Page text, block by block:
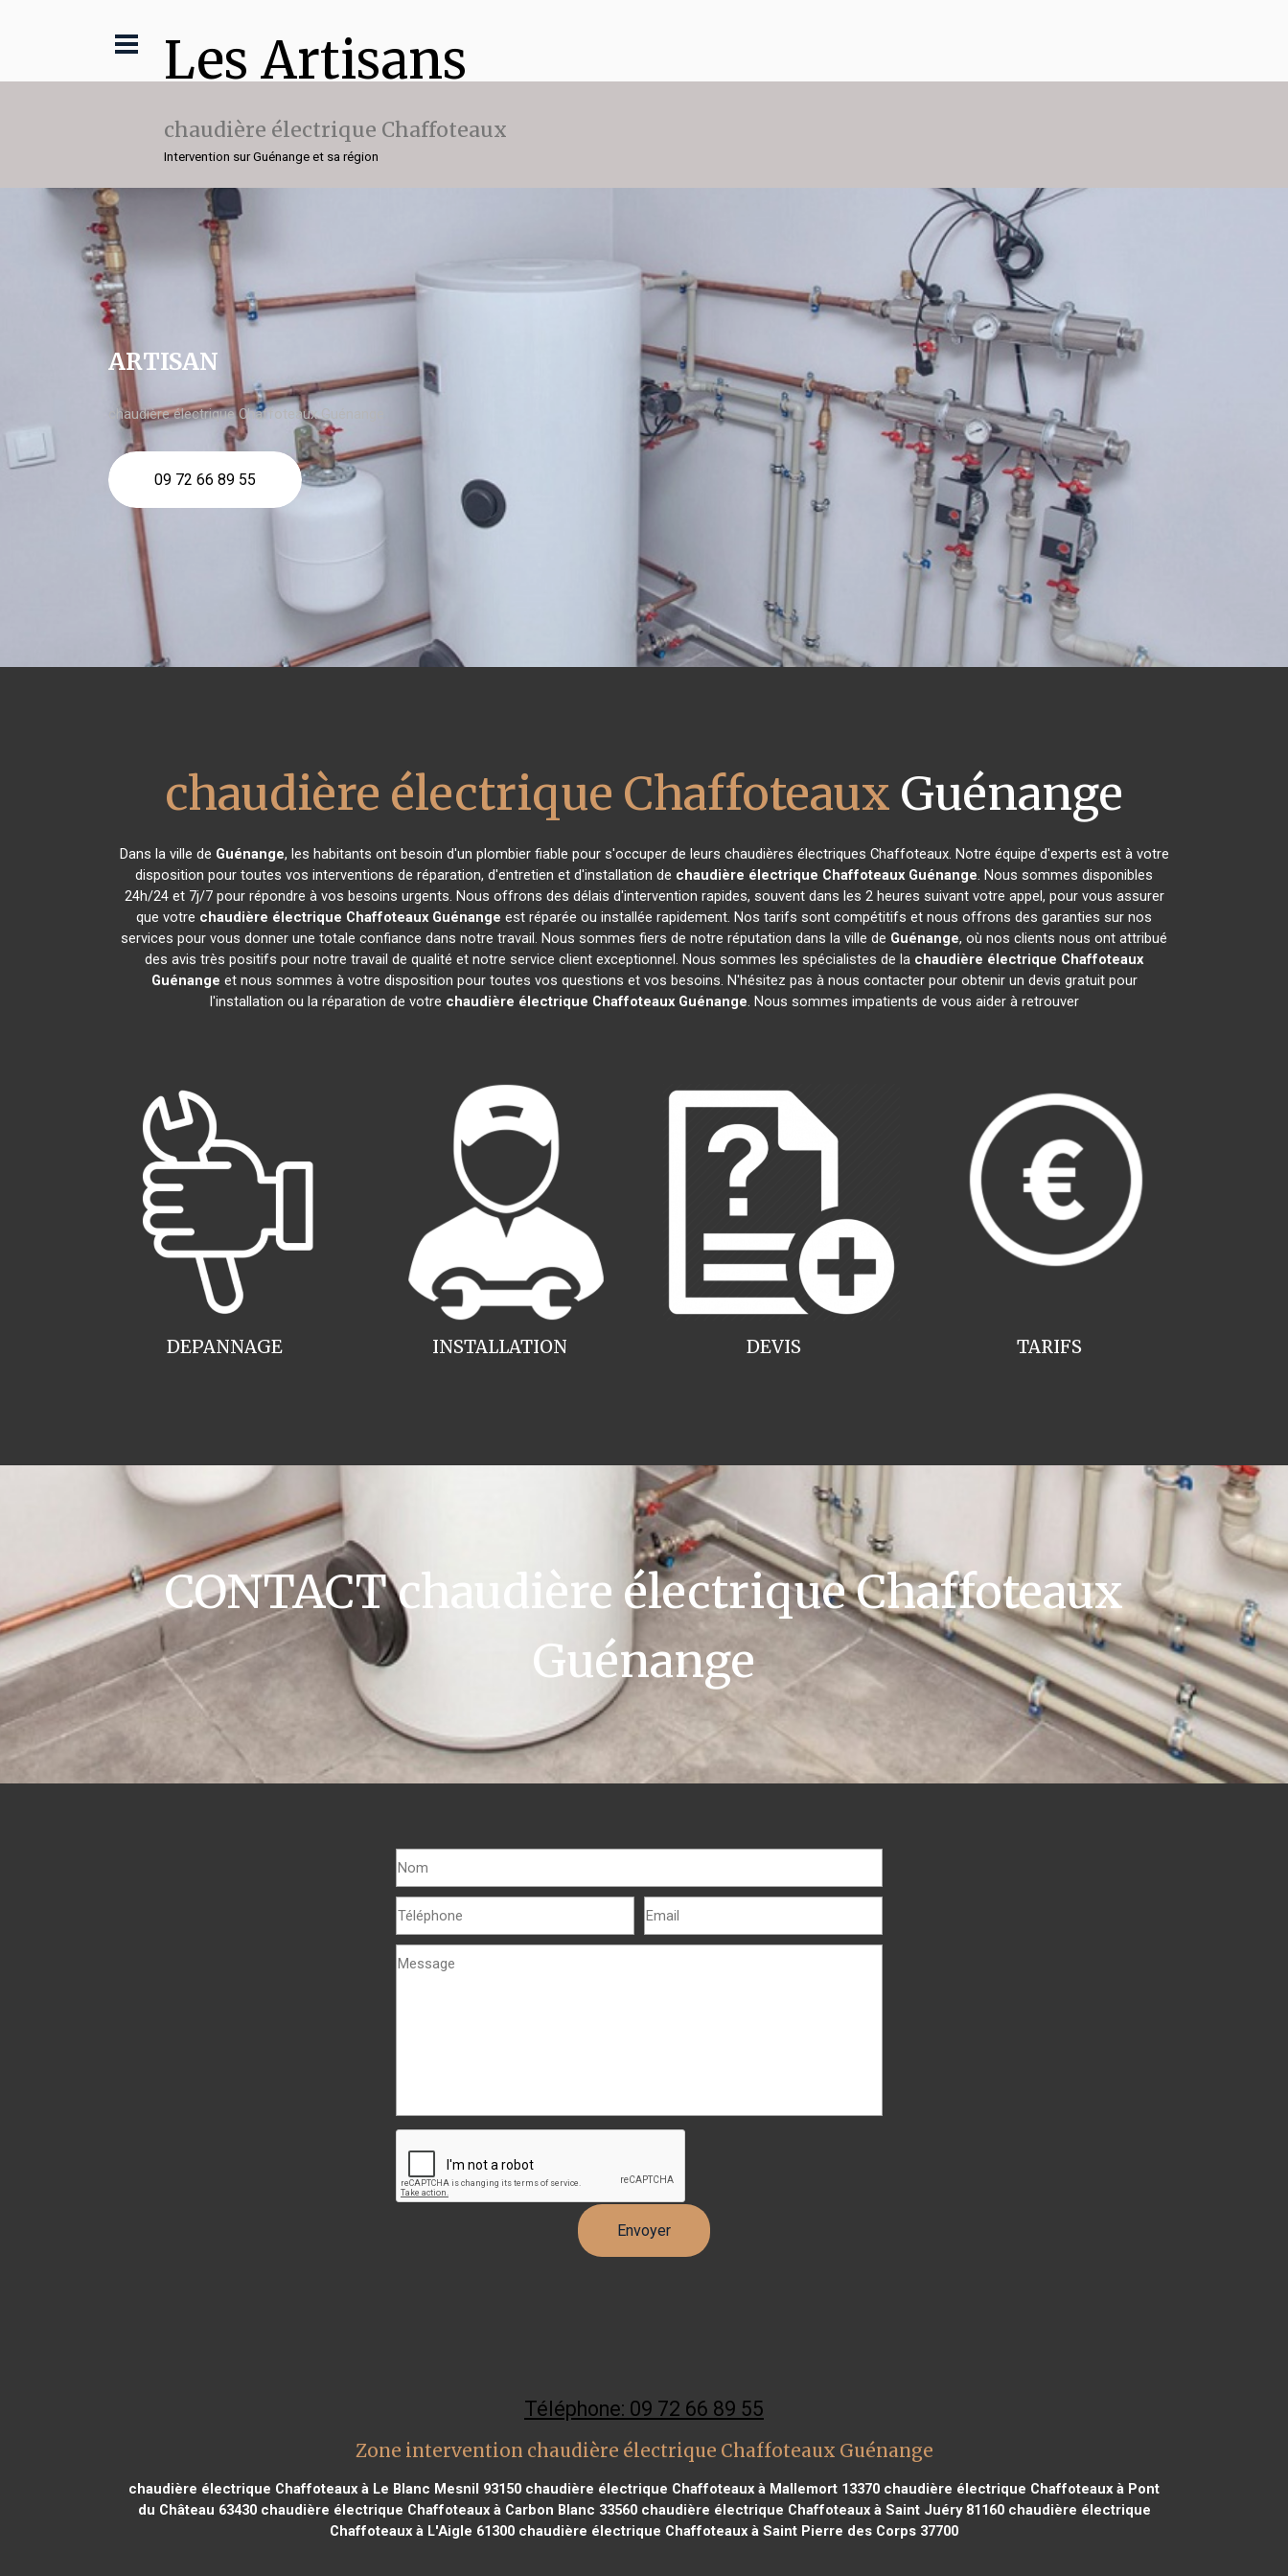
Les Artisans
chaudière électrique Chaffoteaux
Intervention sur Guénange et sa région
ARTISAN
chaudière électrique Chaffoteaux Guénange
09 72 66 89 55
chaudière électrique Chaffoteaux Guénange
Dans la ville de Guénange, les habitants ont besoin d'un plombier fiable pour s'occuper de leurs chaudières électriques Chaffoteaux. Notre équipe d'experts est à votre
disposition pour toutes vos interventions de réparation, d'entretien et d'installation de chaudière électrique Chaffoteaux Guénange. Nous sommes disponibles
24h/24 et 7j/7 pour répondre à vos besoins urgents. Nous offrons des délais d'intervention rapides, souvent dans les 2 heures suivant votre appel, pour vous assurer
que votre chaudière électrique Chaffoteaux Guénange est réparée ou installée rapidement. Nos tarifs sont compétitifs et nous offrons des garanties sur nos
services pour vous donner une totale confiance dans notre travail. Nous sommes fiers de notre réputation dans la ville de Guénange, où nos clients nous ont attribué
des avis très positifs pour notre travail de qualité et notre service client exceptionnel. Nous sommes les spécialistes de la chaudière électrique Chaffoteaux
Guénange et nous sommes à votre disposition pour toutes vos questions et vos besoins. N'hésitez pas à nous contacter pour obtenir un devis gratuit pour
l'installation ou la réparation de votre chaudière électrique Chaffoteaux Guénange. Nous sommes impatients de vous aider à retrouver
INSTALLATION
DEPANNAGE TARIFS
DEVIS
CONTACT chaudière électrique Chaffoteaux
Guénange
Téléphone: 09 72 66 89 55
Zone intervention chaudière électrique Chaffoteaux Guénange
chaudière électrique Chaffoteaux à Le Blanc Mesnil 93150 chaudière électrique Chaffoteaux à Mallemort 13370 chaudière électrique Chaffoteaux à Pont
du Château 63430chaudière électrique Chaffoteaux à Carbon Blanc 33560chaudière électrique Chaffoteaux à Saint Juéry 81160chaudière électrique
Chaffoteaux à L'Aigle 61300 chaudière électrique Chaffoteaux à Saint Pierre des Corps 37700